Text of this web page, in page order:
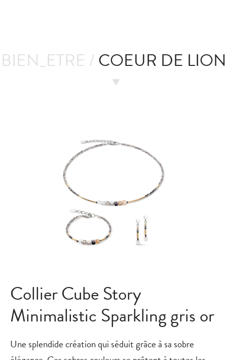
BIEN_ETRE / COEUR DE LION
Collier Cube Story
Minimalistic Sparkling gris or
Une splendide création qui séduit grâce à sa sobre